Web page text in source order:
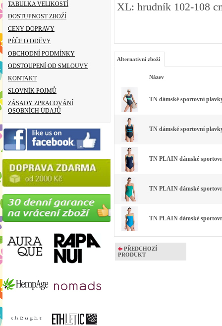
TABULKA VELIKOSTÍ
DOSTUPNOST ZBOŽÍ
CENY DOPRAVY
PÉČE O ODĚVY
OBCHODNÍ PODMÍNKY
ODSTOUPENÍ OD SMLOUVY
KONTAKT
SLOVNÍK POJMŮ
ZÁSADY ZPRACOVÁNÍ
OSOBNÍCH ÚDAJŮ
XL: hrudník 102-108
Alternativní zboží
Název
TN dámské sportovní
TN dámské sportovní
TN PLAIN dámské
TN PLAIN dámské
TN PLAIN dámské
PŘEDCHOZÍ
PRODUKT